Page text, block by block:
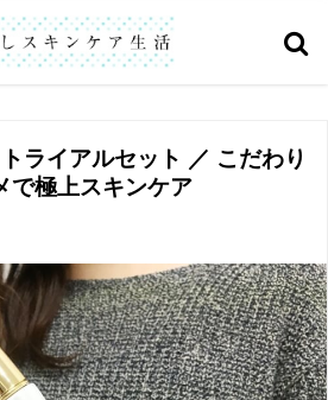
ライアルセット ／ こだわり
で極上スキンケア